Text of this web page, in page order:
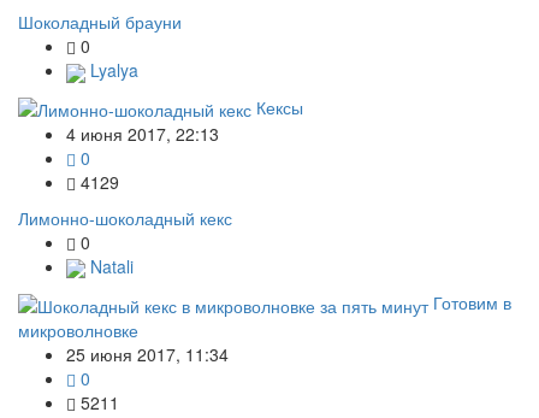
Шоколадный брауни
0
Lyalya
Кексы
4 июня 2017, 22:13
0
4129
Лимонно-шоколадный кекс
0
Natali
Готовим в
микроволновке
25 июня 2017, 11:34
0
5211